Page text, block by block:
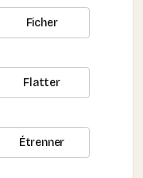
Ficher
Flatter
Étrenner